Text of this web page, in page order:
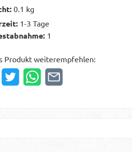
0.1 kg
1-3 Tage
1
Produkt weiterempfehlen: